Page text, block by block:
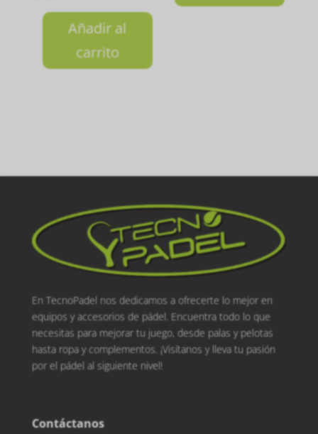
Añadir al
carrito
En TecnoPadel nos dedicamos a ofrecerte lo mejor en
equipos y accesorios de pádel. Encuentra todo lo que
necesitas para mejorar tu juego, desde palas y pelotas
hasta ropa y complementos. ¡Visítanos y lleva tu pasión
por el pádel al siguiente nivel!
Contáctanos